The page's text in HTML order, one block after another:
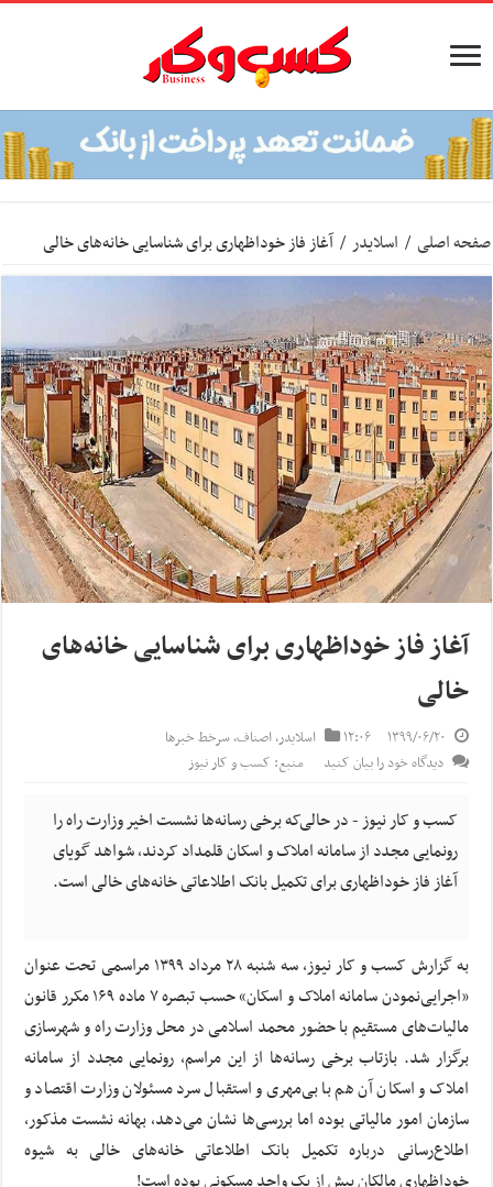
صفحه اصلی / اسلایدر / آغاز فاز خوداظهاری برای شناسایی خانه‌های خالی
آغاز فاز خوداظهاری برای شناسایی خانه‌های
خالی
۱۳۹۹/۰۶/۲۰ ۱۲:۰۶ اسلایدر,اصناف,سرخط خبرها
دیدگاه خود را بیان کنید
منبع: کسب و کار نیوز
کسب و کار نیوز - در حالی‌که برخی رسانه‌ها نشست اخیر وزارت راه‌ را
رونمایی مجدد از سامانه املاک و اسکان قلمداد کردند، شواهد گویای
آغاز فاز خوداظهاری برای تکمیل بانک اطلاعاتی خانه‌های خالی است.
به گزارش کسب و کار نیوز، سه شنبه ۲۸ مرداد ۱۳۹۹ مراسمی تحت عنوان
«اجرایی‌نمودن سامانه املاک و اسکان» حسب تبصره ۷ ماده ۱۶۹ مکرر قانون
مالیات‌های مستقیم با حضور محمد اسلامی در محل وزارت راه و شهرسازی
برگزار شد. بازتاب برخی رسانه‌ها از این مراسم، رونمایی مجدد از سامانه
املاک و اسکان آن هم با بی‌مهری و استقبال سرد مسئولان وزارت اقتصاد و
سازمان امور مالیاتی بوده اما بررسی‌ها نشان می‌دهد، بهانه نشست مذکور،
اطلاع‌رسانی درباره تکمیل بانک اطلاعاتی خانه‌های خالی به شیوه
خوداظهاری مالکان بیش از یک واحد مسکونی بوده است!